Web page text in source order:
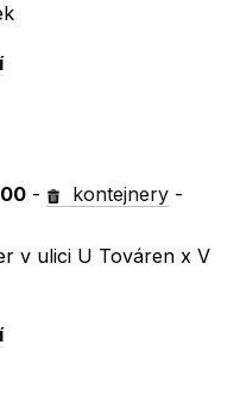
- kontejnery -
v ulici U Továren x V